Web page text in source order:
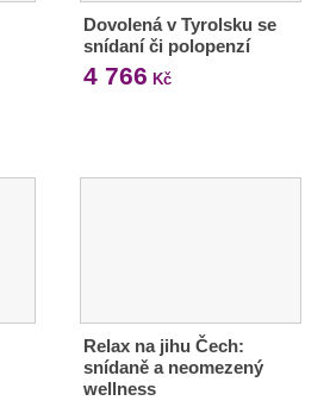
Dovolená v Tyrolsku se
snídaní či polopenzí
4 766 Kč
Relax na jihu Čech:
snídaně a neomezený
wellness